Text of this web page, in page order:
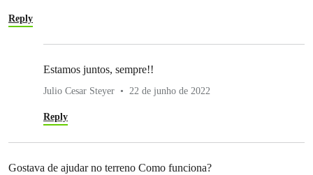
Reply
Estamos juntos, sempre!!
Julio Cesar Steyer 22 de junho de 2022
Reply
Gostava de ajudar no terreno Como funciona?